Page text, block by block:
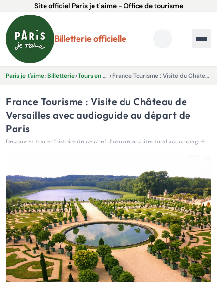
Site officiel Paris je t'aime - Office de tourisme
Billetterie officielle
Paris je t'aime>Billetterie> Tours en bus et Excursions > France Tourisme : Visite du Château de Versailles avec audioguide au départ de Paris
France Tourisme : Visite du Château de
Versailles avec audioguide au départ de
Paris
Découvrez toute l’histoire de ce chef d’œuvre architectural accompagné d’un audioguide